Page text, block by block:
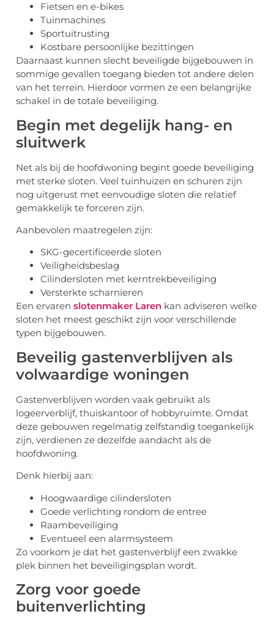
Fietsen en e-bikes
Tuinmachines
Sportuitrusting
Kostbare persoonlijke bezittingen
Daarnaast kunnen slecht beveiligde bijgebouwen in
sommige gevallen toegang bieden tot andere delen
van het terrein. Hierdoor vormen ze een belangrijke
schakel in de totale beveiliging.
Begin met degelijk hang- en
sluitwerk
Net als bij de hoofdwoning begint goede beveiliging
met sterke sloten. Veel tuinhuizen en schuren zijn
nog uitgerust met eenvoudige sloten die relatief
gemakkelijk te forceren zijn.
Aanbevolen maatregelen zijn:
SKG-gecertificeerde sloten
Veiligheidsbeslag
Cilindersloten met kerntrekbeveiliging
Versterkte scharnieren
Een ervaren slotenmaker Laren kan adviseren welke
sloten het meest geschikt zijn voor verschillende
typen bijgebouwen.
Beveilig gastenverblijven als
volwaardige woningen
Gastenverblijven worden vaak gebruikt als
logeerverblijf, thuiskantoor of hobbyruimte. Omdat
deze gebouwen regelmatig zelfstandig toegankelijk
zijn, verdienen ze dezelfde aandacht als de
hoofdwoning.
Denk hierbij aan:
Hoogwaardige cilindersloten
Goede verlichting rondom de entree
Raambeveiliging
Eventueel een alarmsysteem
Zo voorkom je dat het gastenverblijf een zwakke
plek binnen het beveiligingsplan wordt.
Zorg voor goede
buitenverlichting